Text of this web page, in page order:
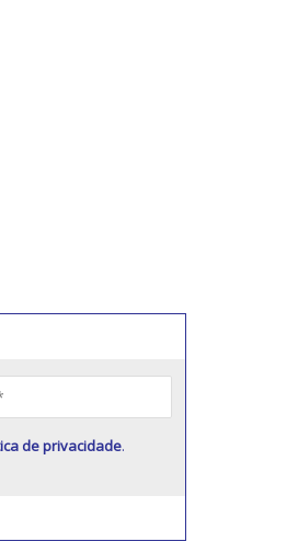
de privacidade.